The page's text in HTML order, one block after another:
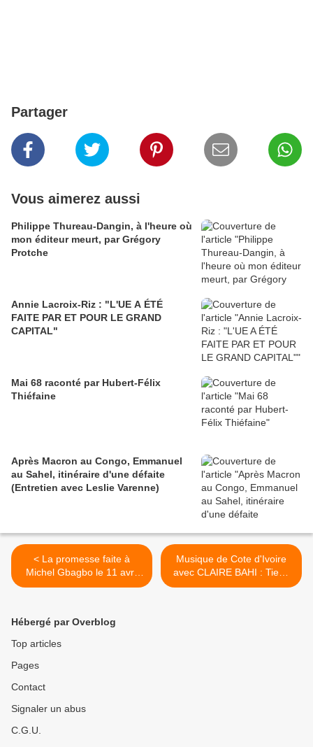
Partager
Vous aimerez aussi
Philippe Thureau-Dangin, à l'heure où
mon éditeur meurt, par Grégory
Protche
Annie Lacroix-Riz : "L'UE A ÉTÉ
FAITE PAR ET POUR LE GRAND
CAPITAL"
Mai 68 raconté par Hubert-Félix
Thiéfaine
Après Macron au Congo, Emmanuel
au Sahel, itinéraire d'une défaite
(Entretien avec Leslie Varenne)
< La promesse faite à
Michel Gbagbo le 11 avril
2011
Musique de Cote d'Ivoire
avec CLAIRE BAHI : Tiens
ça... >
Hébergé par Overblog
Top articles
Pages
Contact
Signaler un abus
C.G.U.